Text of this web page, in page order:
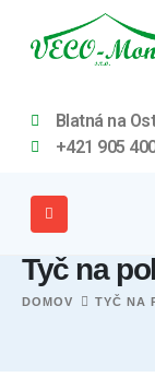
Blatná na
+421 905
Tyč na
DOMOV TYČ NA